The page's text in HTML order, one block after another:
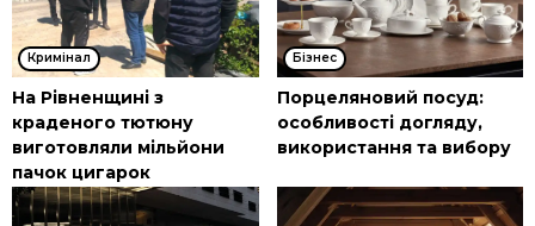
Кримінал
На Рівненщині з
краденого тютюну
виготовляли мільйони
пачок цигарок
Бізнес
Порцеляновий посуд:
особливості догляду,
використання та вибору